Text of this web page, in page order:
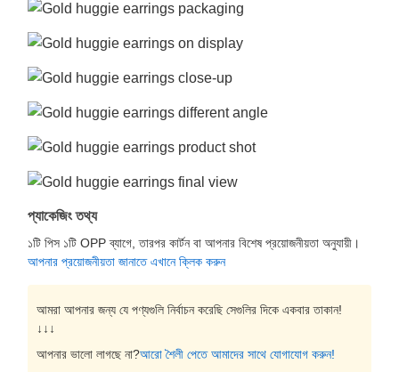
প্যাকেজিং তথ্য
১টি পিস ১টি OPP ব্যাগে, তারপর কার্টন বা আপনার বিশেষ প্রয়োজনীয়তা অনুযায়ী।
আপনার প্রয়োজনীয়তা জানাতে এখানে ক্লিক করুন
আমরা আপনার জন্য যে পণ্যগুলি নির্বাচন করেছি সেগুলির দিকে একবার তাকান!
↓↓↓
আপনার ভালো লাগছে না?আরো শৈলী পেতে আমাদের সাথে যোগাযোগ করুন!